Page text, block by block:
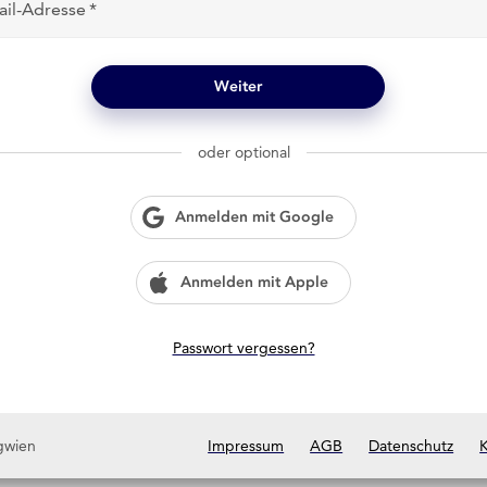
Adresse
Weiter
oder optional
Anmelden mit Google
Anmelden mit Apple
Passwort vergessen?
Impressum AGB Datenschutz